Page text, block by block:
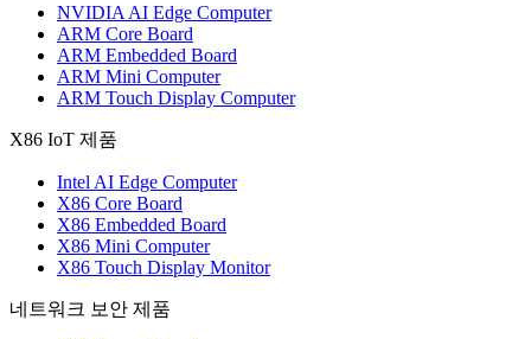
NVIDIA AI Edge Computer
ARM Core Board
ARM Embedded Board
ARM Mini Computer
ARM Touch Display Computer
X86 IoT 제품
Intel AI Edge Computer
X86 Core Board
X86 Embedded Board
X86 Mini Computer
X86 Touch Display Monitor
네트워크 보안 제품